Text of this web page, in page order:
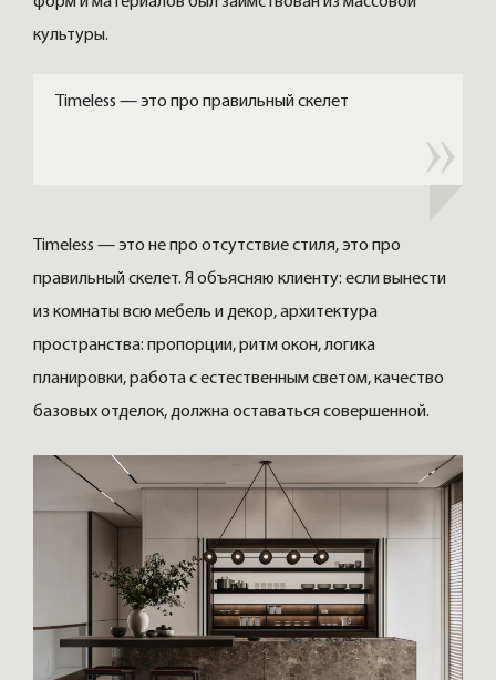
культуры.
Timeless — это про правильный скелет
Timeless — это не про отсутствие стиля, это про
правильный скелет. Я объясняю клиенту: если вынести
из комнаты всю мебель и декор, архитектура
пространства: пропорции, ритм окон, логика
планировки, работа с естественным светом, качество
базовых отделок, должна оставаться совершенной.